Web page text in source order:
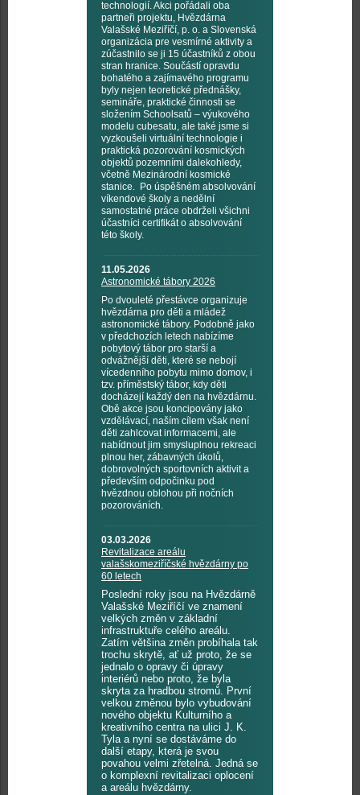
technologií. Akci pořádali oba
partneři projektu, Hvězdárna
Valašské Meziříčí, p. o. a Slovenská
organizácia pre vesmírné aktivity a
zúčastnilo se ji 15 účastníků z obou
stran hranice. Součástí opravdu
bohatého a zajímavého programu
byly nejen teoretické přednášky,
semináře, praktické činnosti se
složením Schoolsatů – výukového
modelu cubesatu, ale také jsme si
vyzkoušeli virtuální technologie i
praktická pozorování kosmických
objektů pozemními dalekohledy,
včetně Mezinárodní kosmické
stanice. Po úspěšném absolvování
víkendové školy a nedělní
samostatné práce obdrželi všichni
účastníci certifikát o absolvování
této školy.
11.05.2026
Astronomické tábory 2026
Po dvouleté přestávce organizuje
hvězdárna pro děti a mládež
astronomické tábory. Podobně jako
v předchozích letech nabízíme
pobytový tábor pro starší a
odvážnější děti, které se nebojí
vícedenního pobytu mimo domov, i
tzv. příměstský tábor, kdy děti
docházejí každý den na hvězdárnu.
Obě akce jsou koncipovány jako
vzdělávací, naším cílem však není
děti zahlcovat informacemi, ale
nabídnout jim smysluplnou rekreaci
plnou her, zábavných úkolů,
dobrovolných sportovních aktivit a
především odpočinku pod
hvězdnou oblohou při nočních
pozorováních.
03.03.2026
Revitalizace areálu
valašskomeziříčské hvězdárny po
60 letech
Poslední roky jsou na Hvězdárně
Valašské Meziříčí ve znamení
velkých změn v základní
infrastruktuře celého areálu.
Zatím většina změn probíhala tak
trochu skrytě, ať už proto, že se
jednalo o opravy či úpravy
interiérů nebo proto, že byla
skryta za hradbou stromů. První
velkou změnou bylo vybudování
nového objektu Kulturního a
kreativního centra na ulici J. K.
Tyla a nyní se dostáváme do
další etapy, která je svou
povahou velmi zřetelná. Jedná se
o komplexní revitalizaci oplocení
a areálu hvězdárny.